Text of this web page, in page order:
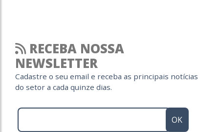
RECEBA NOSSA
NEWSLETTER
Cadastre o seu email e receba as principais notícias
do setor a cada quinze dias.